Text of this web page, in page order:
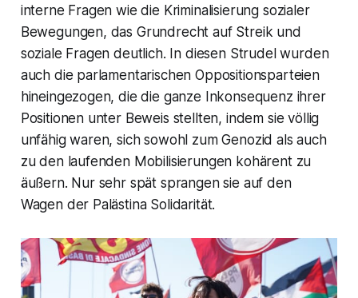
interne Fragen wie die Kriminalisierung sozialer
Bewegungen, das Grundrecht auf Streik und
soziale Fragen deutlich. In diesen Strudel wurden
auch die parlamentarischen Oppositionsparteien
hineingezogen, die die ganze Inkonsequenz ihrer
Positionen unter Beweis stellten, indem sie völlig
unfähig waren, sich sowohl zum Genozid als auch
zu den laufenden Mobilisierungen kohärent zu
äußern. Nur sehr spät sprangen sie auf den
Wagen der Palästina Solidarität.